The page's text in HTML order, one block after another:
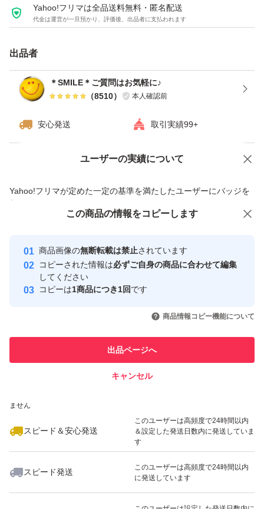
※ゆうパケット（窓口手渡し）での発送です。厚さがギリ
ギリのため、緩衝材なし、宅配ビニール袋と封筒での安心
※他にも、アウトレットお菓子出品しております。
種類...チョコレート・チョコレート菓子
特徴...アウトレット
Yahoo!フリマは全品送料無料・匿名配送
代金は運営が一旦預かり、評価後、出品者に支払われます
出品者
＊SMILE＊ご質問はお気軽に♪
（8510） 本人確認前
安心発送 取引実績99+
ユーザーの実績について
Yahoo!フリマが定めた一定の基準を満たしたユーザーにバッジを
付与しています
安心取引出品者
心・安全なユーザーです
取引実績
引を完了させた実績があります
での取引実績があります
ません
スピード＆安心発送
このユーザーは高頻度で24時間以内
＆設定した発送日数内に発送していま
す
スピード発送
このユーザーは高頻度で24時間以内
に発送しています
価格の相談 商品への質問
この商品の情報をコピーします
商品画像の無断転載は禁止されています
コピーされた情報は必ずご自身の商品に合わせて編集
してください
コピーは1商品につき1回です
商品情報コピー機能について
出品ページへ
キャンセル
この商品をみている人にオススメ
いいね！
1,999